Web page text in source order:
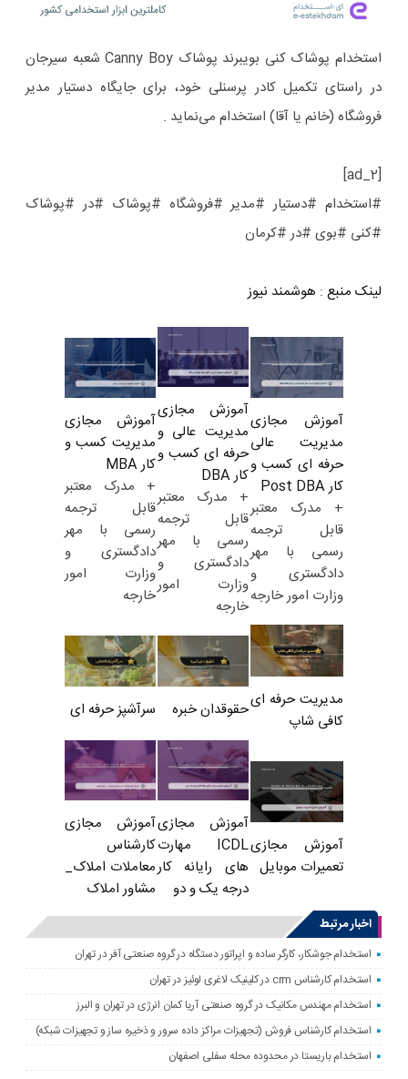
استخدام پوشاک کنی بویبرند پوشاک Canny Boy شعبه سیرجان
در راستای تکمیل کادر پرسنلی خود، برای جایگاه دستیار مدیر
فروشگاه (خانم یا آقا) استخدام می‌نماید .
[ad_2]
#استخدام #دستیار #مدیر #فروشگاه #پوشاک #در #پوشاک
#کنی #بوی #در #کرمان
لینک منبع : هوشمند نیوز
آموزش مجازی
مدیریت عالی
حرفه ای کسب و
کار Post DBA
+ مدرک معتبر
قابل ترجمه
رسمی با مهر
دادگستری و
وزارت امور خارجه
آموزش مجازی
مدیریت عالی و
حرفه ای کسب و
کار DBA
+ مدرک معتبر
قابل ترجمه
رسمی با مهر
دادگستری و
وزارت امور
خارجه
آموزش مجازی
مدیریت کسب و
کار MBA
+ مدرک معتبر
قابل ترجمه
رسمی با مهر
دادگستری و
وزارت امور
خارجه
مدیریت حرفه ای
کافی شاپ
حقوقدان خبره سرآشپز حرفه ای
آموزش مجازی
تعمیرات موبایل
آموزش مجازی
ICDL مهارت
های رایانه کار
درجه یک و دو
آموزش مجازی
کارشناس
معاملات املاک_
مشاور املاک
اخبار مرتبط
استخدام جوشکار، کارگر ساده و اپراتور دستگاه در گروه صنعتی آفر در تهران
استخدام کارشناس crm در کلینیک لاغری لوئیز در تهران
استخدام مهندس مکانیک در گروه صنعتی آریا کمان انرژی در تهران و البرز
استخدام کارشناس فروش (تجهیزات مراکز داده سرور و ذخیره ساز و تجهیزات شبکه)
استخدام باریستا در محدوده محله سفلی اصفهان